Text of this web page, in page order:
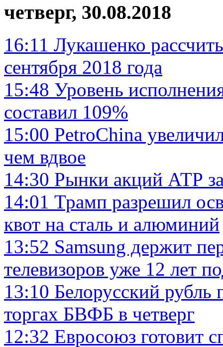
четверг, 30.08.2018
16:11 Лукашенко
сентября 2018 года
15:48 Уровень
составил 109%
15:00 PetroChina
чем вдвое
14:30 Рынки акций АТР
14:01 Трамп разрешил
квот на сталь и алюминий
13:52 Samsung держит
телевизоров уже 12 лет
13:10 Белорусский рубль
торгах БВФБ в четверг
12:32 Евросоюз готовит